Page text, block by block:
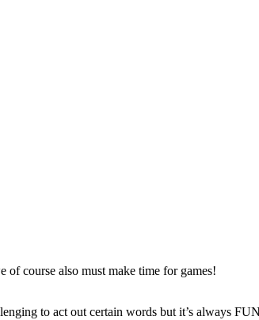
of course also must make time for games!
to act out certain words but it’s always